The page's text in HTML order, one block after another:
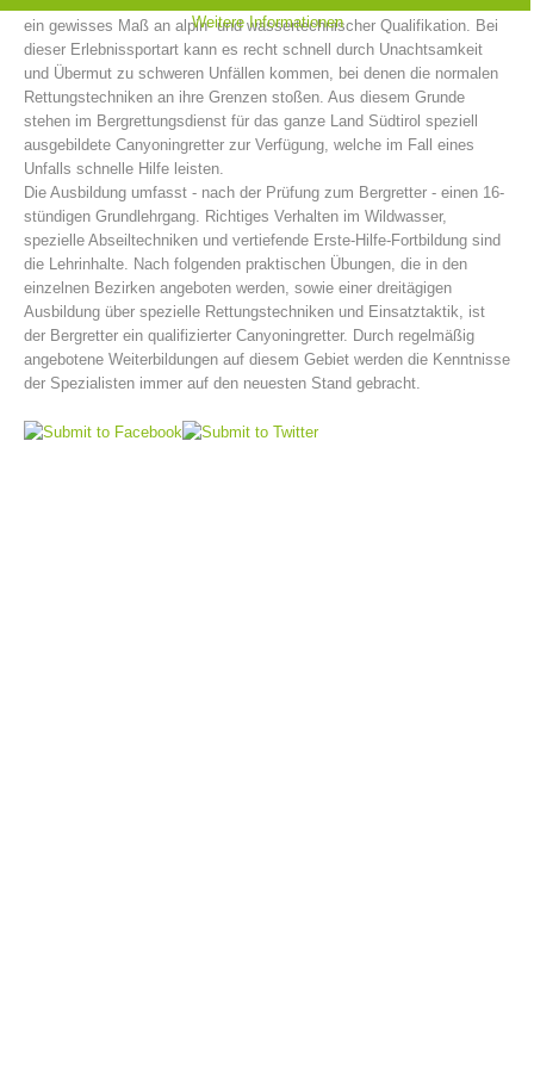
Bergrettungsstellen
ein gewisses Maß an alpin- und wassertechnischer Qualifikation. Bei
dieser Erlebnissportart kann es recht schnell durch Unachtsamkeit
und Übermut zu schweren Unfällen kommen, bei denen die normalen
Rettungstechniken an ihre Grenzen stoßen. Aus diesem Grunde
stehen im Bergrettungsdienst für das ganze Land Südtirol speziell
ausgebildete Canyoningretter zur Verfügung, welche im Fall eines
Unfalls schnelle Hilfe leisten.
Die Ausbildung umfasst - nach der Prüfung zum Bergretter - einen 16-
stündigen Grundlehrgang. Richtiges Verhalten im Wildwasser,
spezielle Abseiltechniken und vertiefende Erste-Hilfe-Fortbildung sind
die Lehrinhalte. Nach folgenden praktischen Übungen, die in den
einzelnen Bezirken angeboten werden, sowie einer dreitägigen
Ausbildung über spezielle Rettungstechniken und Einsatztaktik, ist
der Bergretter ein qualifizierter Canyoningretter. Durch regelmäßig
angebotene Weiterbildungen auf diesem Gebiet werden die Kenntnisse
der Spezialisten immer auf den neuesten Stand gebracht.
Weitere Informationen